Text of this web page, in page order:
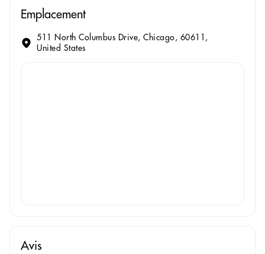
Emplacement
511 North Columbus Drive, Chicago, 60611,
United States
Avis